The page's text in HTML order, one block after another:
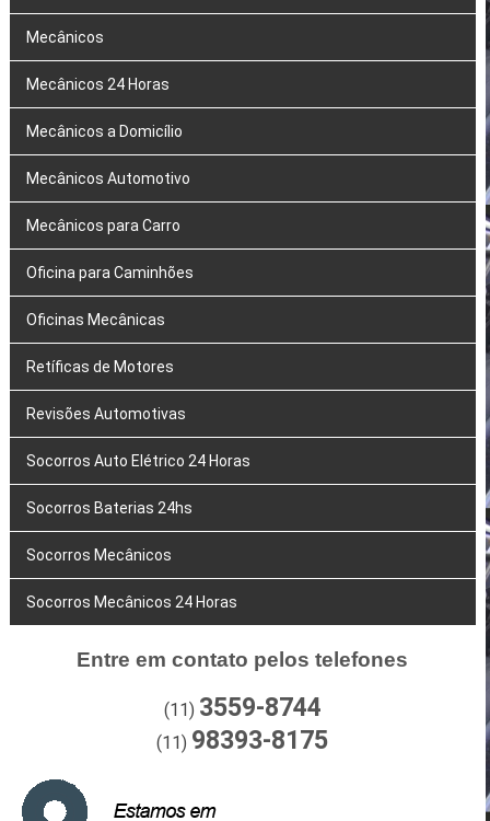
Mecânicos
Mecânicos 24 Horas
Mecânicos a Domicílio
Mecânicos Automotivo
Mecânicos para Carro
Oficina para Caminhões
Oficinas Mecânicas
Retíficas de Motores
Revisões Automotivas
Socorros Auto Elétrico 24 Horas
Socorros Baterias 24hs
Socorros Mecânicos
Socorros Mecânicos 24 Horas
Entre em contato pelos telefones
(11) 3559-8744
(11) 98393-8175